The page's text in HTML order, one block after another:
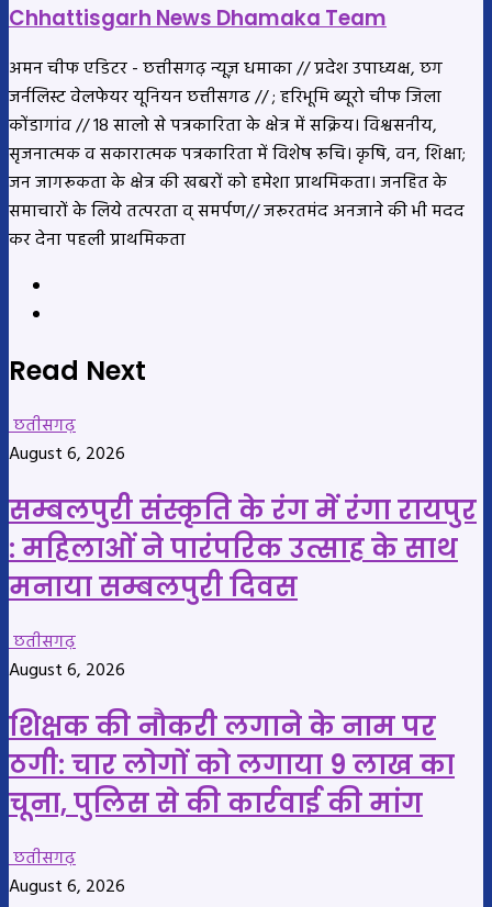
Chhattisgarh News Dhamaka Team
अमन चीफ एडिटर - छत्तीसगढ़ न्यूज़ धमाका // प्रदेश उपाध्यक्ष, छग
जर्नलिस्ट वेलफेयर यूनियन छत्तीसगढ // ; हरिभूमि ब्यूरो चीफ जिला
कोंडागांव // 18 सालो से पत्रकारिता के क्षेत्र में सक्रिय। विश्वसनीय,
सृजनात्मक व सकारात्मक पत्रकारिता में विशेष रूचि। कृषि, वन, शिक्षा;
जन जागरूकता के क्षेत्र की खबरों को हमेशा प्राथमिकता। जनहित के
समाचारों के लिये तत्परता व् समर्पण// जरूरतमंद अनजाने की भी मदद
कर देना पहली प्राथमिकता
Read Next
छतीसगढ़
August 6, 2026
सम्बलपुरी संस्कृति के रंग में रंगा रायपुर
: महिलाओं ने पारंपरिक उत्साह के साथ
मनाया सम्बलपुरी दिवस
छतीसगढ़
August 6, 2026
शिक्षक की नौकरी लगाने के नाम पर
ठगी: चार लोगों को लगाया 9 लाख का
चूना, पुलिस से की कार्रवाई की मांग
छतीसगढ़
August 6, 2026